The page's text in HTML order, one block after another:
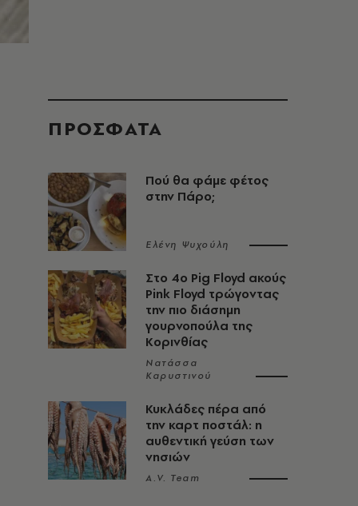
ΠΡΟΣΦΑΤΑ
Πού θα φάμε φέτος
στην Πάρο;
Ελένη Ψυχούλη
Στο 4ο Pig Floyd ακούς
Pink Floyd τρώγοντας
την πιο διάσημη
γουρνοπούλα της
Κορινθίας
Νατάσσα
Καρυστινού
Κυκλάδες πέρα από
την καρτ ποστάλ: η
αυθεντική γεύση των
νησιών
A.V. Team